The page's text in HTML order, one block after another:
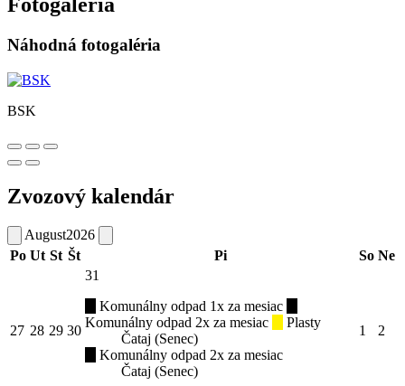
Náhodná fotogaléria
BSK
Zvozový kalendár
August2026
Po Ut St Št Pi So Ne
27 28 29 30
31
Komunálny odpad 1x za mesiac
Komunálny odpad 2x za mesiac
Plasty
Čataj (Senec)
Komunálny odpad 2x za mesiac
Čataj (Senec)
1 2